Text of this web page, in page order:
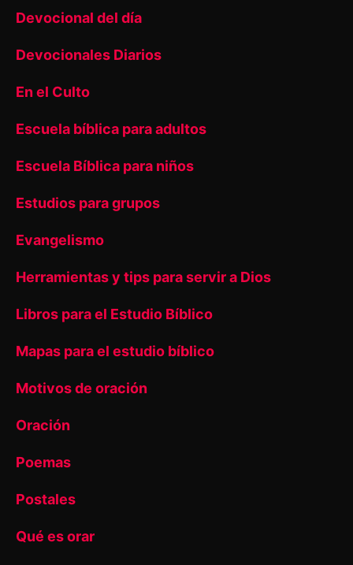
Devocional del día
Devocionales Diarios
En el Culto
Escuela bíblica para adultos
Escuela Bíblica para niños
Estudios para grupos
Evangelismo
Herramientas y tips para servir a Dios
Libros para el Estudio Bíblico
Mapas para el estudio bíblico
Motivos de oración
Oración
Poemas
Postales
Qué es orar